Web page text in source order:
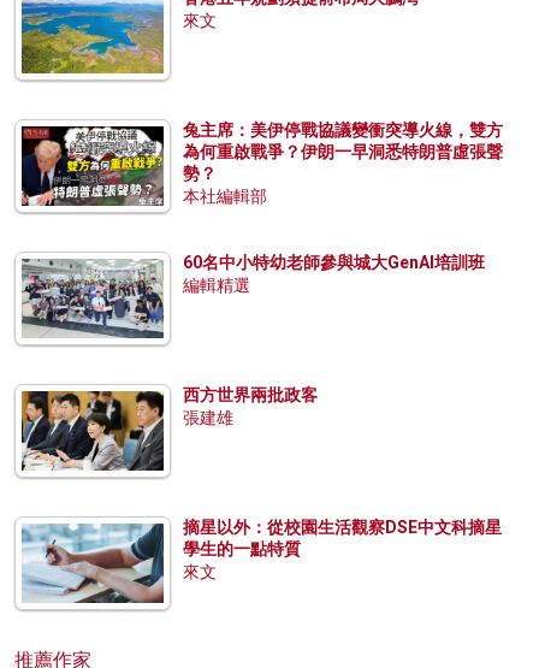
來文
兔主席：美伊停戰協議變衝突導火線，雙方
為何重啟戰爭？伊朗一早洞悉特朗普虛張聲
勢？
本社編輯部
60名中小特幼老師參與城大GenAI培訓班
編輯精選
西方世界兩批政客
張建雄
摘星以外：從校園生活觀察DSE中文科摘星
學生的一點特質
來文
推薦作家